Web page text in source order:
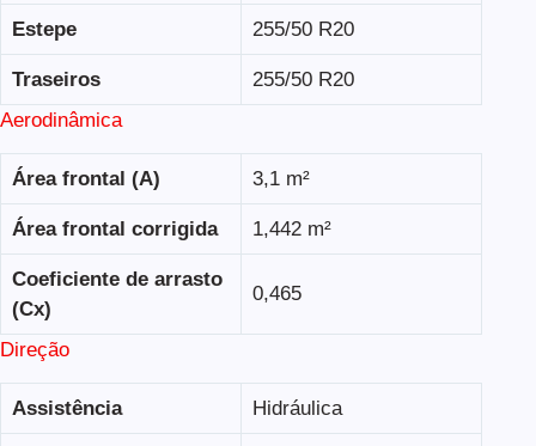
Estepe 255/50 R20
Traseiros
255/50 R20
Aerodinâmica
Área frontal (A) 3,1 m²
Área frontal corrigida 1,442 m²
Coeficiente de arrasto
(Cx)
0,465
Direção
Assistência Hidráulica